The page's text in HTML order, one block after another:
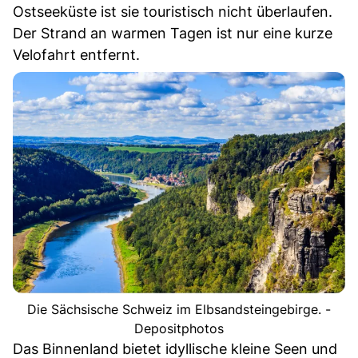
Ostseeküste ist sie touristisch nicht überlaufen.
Der Strand an warmen Tagen ist nur eine kurze
Velofahrt entfernt.
Die Sächsische Schweiz im Elbsandsteingebirge. -
Depositphotos
Das Binnenland bietet idyllische kleine Seen und